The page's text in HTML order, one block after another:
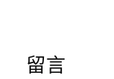
留言